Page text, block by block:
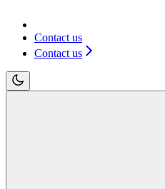
Contact us
Contact us